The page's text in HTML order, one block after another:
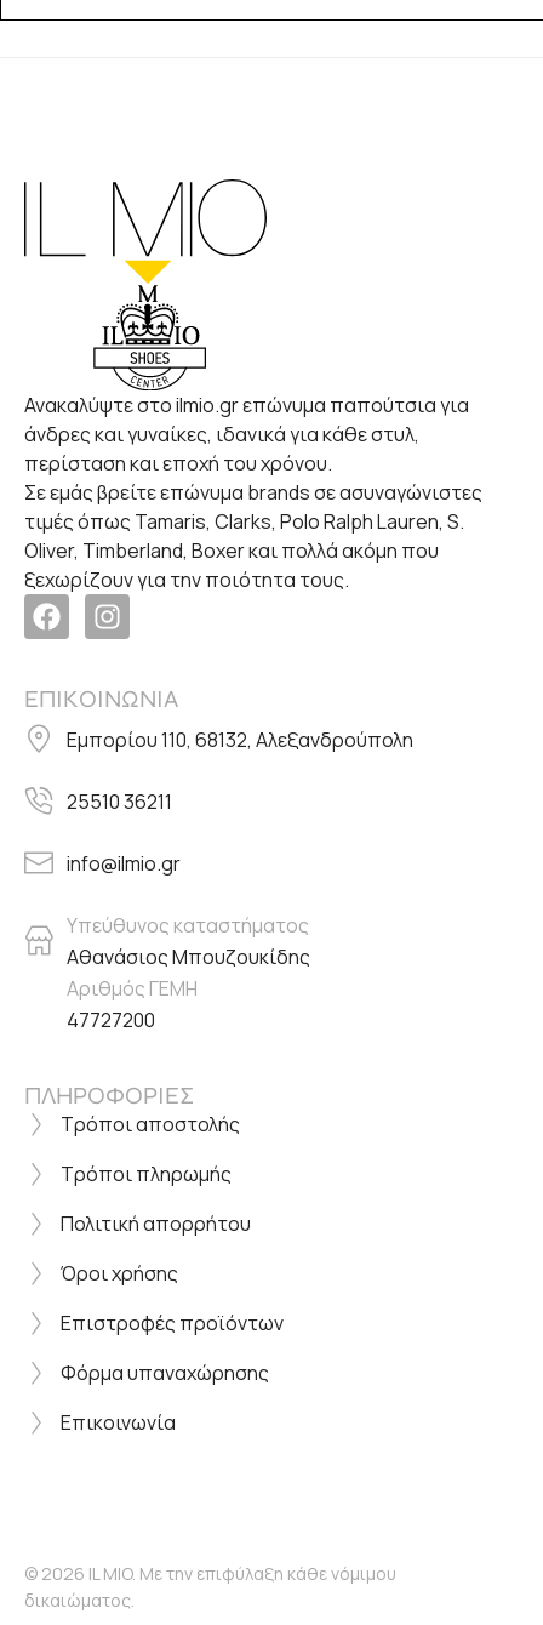
Ανακαλύψτε στο ilmio.gr επώνυμα παπούτσια για
άνδρες και γυναίκες, ιδανικά για κάθε στυλ,
περίσταση και εποχή του χρόνου.
Σε εμάς βρείτε επώνυμα brands σε ασυναγώνιστες
τιμές όπως Tamaris, Clarks, Polo Ralph Lauren, S.
Oliver, Timberland, Boxer και πολλά ακόμη που
ξεχωρίζουν για την ποιότητα τους.
ΕΠΙΚΟΙΝΩΝΙΑ
Εμπορίου 110, 68132, Αλεξανδρούπολη
25510 36211
info@ilmio.gr
Υπεύθυνος καταστήματος
Αθανάσιος Μπουζουκίδης
Αριθμός ΓΕΜΗ
47727200
ΠΛΗΡΟΦΟΡΙΕΣ
Τρόποι αποστολής
Τρόποι πληρωμής
Πολιτική απορρήτου
Όροι χρήσης
Επιστροφές προϊόντων
Φόρμα υπαναχώρησης
Επικοινωνία
© 2026 IL MIO. Με την επιφύλαξη κάθε νόμιμου
δικαιώματος.